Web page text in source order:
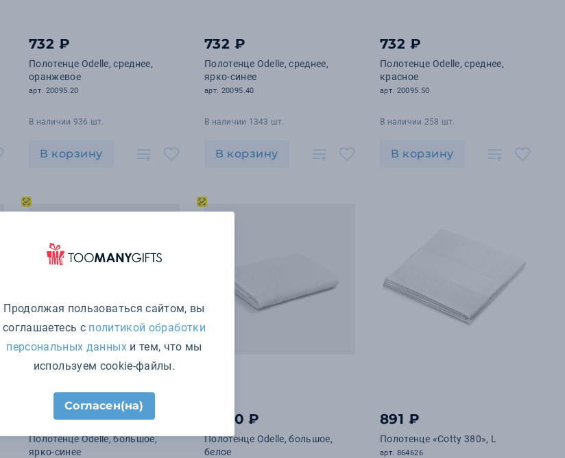
732 ₽
Полотенце Odelle, среднее,
оранжевое
арт. 20095.20
В наличии 936 шт.
В корзину
732 ₽
Полотенце Odelle, среднее,
ярко-синее
арт. 20095.40
В наличии 1343 шт.
В корзину
732 ₽
Полотенце Odelle, среднее,
красное
арт. 20095.50
В наличии 258 шт.
В корзину
1 400 ₽
Полотенце Odelle, большое,
ярко-синее
1 400 ₽
Полотенце Odelle, большое,
белое
891 ₽
Полотенце «Cotty 380», L
арт. 864626
Продолжая пользоваться сайтом, вы
соглашаетесь с политикой обработки
персональных данныхи тем, что мы
используем cookie-файлы.
Согласен(на)